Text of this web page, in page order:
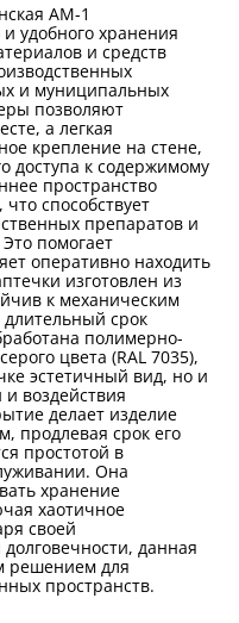
АМ-1
удобного хранения
и средств
и муниципальных
позволяют
а легкая
крепление на стене,
доступа к содержимому
пространство
способствует
препаратов и
помогает
оперативно находить
изготовлен из
к механическим
срок
полимерно-
цвета (RAL 7035),
эстетичный вид, но и
воздействия
делает изделие
продлевая срок его
простотой в
Она
хранение
хаотичное
своей
данная
решением для
пространств.